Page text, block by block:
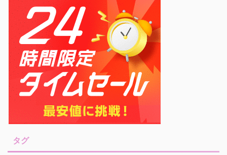
タグ